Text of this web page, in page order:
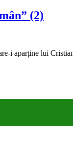
(2)
inițiative